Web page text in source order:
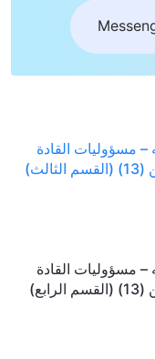
– مسؤوليات القادة
– مسؤوليات القادة